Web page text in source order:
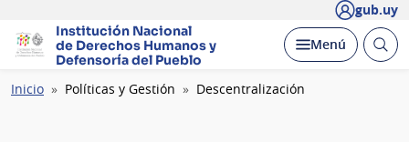
gub.uy
Institución Nacional
de Derechos Humanosy
Defensoría del Pueblo
Desplegar
Menú Abrir
Ruta
Inicio Políticas y Gestión Descentralización